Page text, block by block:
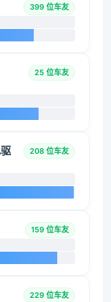
399 位车友
25 位车友
208 位车友
159 位车友
229 位车友